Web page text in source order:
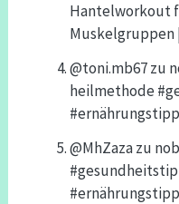
Hantelworkout
Muskelgruppen
@toni.mb67zu
heilmethode
@MhZazazu